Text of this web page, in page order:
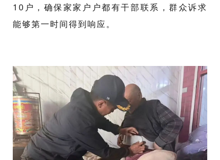
10户，确保家家户户都有干部联系，群众诉求
能够第一时间得到响应。